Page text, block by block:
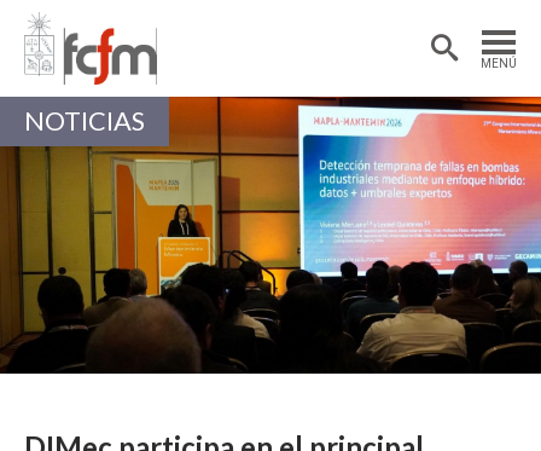
MENÚ
Estudiantes
Académicas/os
NOTICIAS